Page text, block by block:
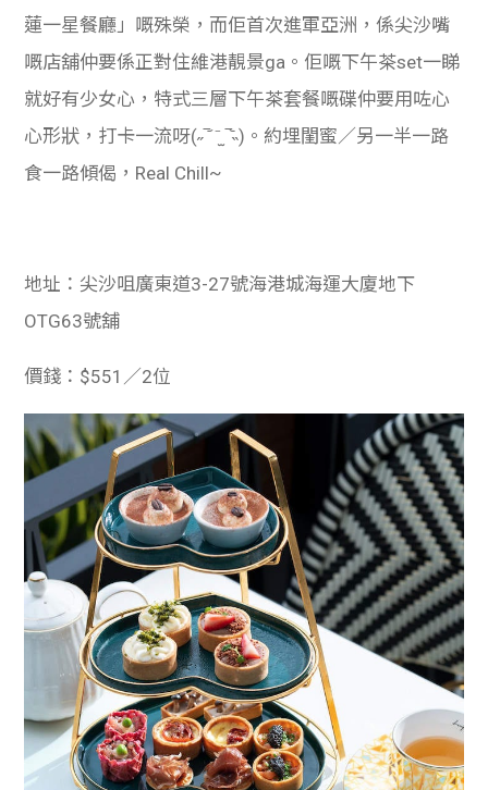
蓮一星餐廳」嘅殊榮，而佢首次進軍亞洲，係尖沙嘴
嘅店舖仲要係正對住維港靚景ga。佢嘅下午茶set一睇
就好有少女心，特式三層下午茶套餐嘅碟仲要用咗心
心形狀，打卡一流呀(˶‾᷄ ⁻̫ ‾᷅˵)。約埋閨蜜／另一半一路
食一路傾偈，Real Chill~
地址：尖沙咀廣東道3-27號海港城海運大廈地下
OTG63號舖
價錢：$551／2位